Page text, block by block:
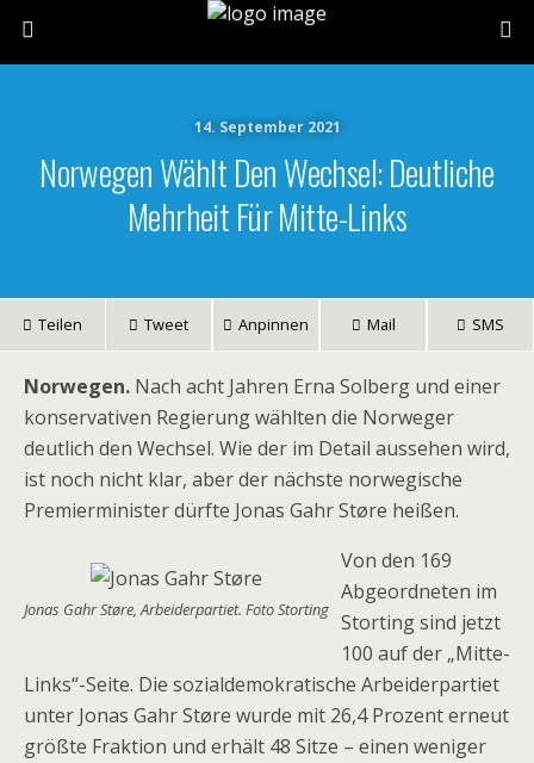
14. September 2021
Norwegen Wählt Den Wechsel: Deutliche
Mehrheit Für Mitte-Links
Teilen Tweet Anpinnen Mail SMS
Norwegen. Nach acht Jahren Erna Solberg und einer
konservativen Regierung wählten die Norweger
deutlich den Wechsel. Wie der im Detail aussehen wird,
ist noch nicht klar, aber der nächste norwegische
Premierminister dürfte Jonas Gahr Støre heißen.
Jonas Gahr Støre, Arbeiderpartiet. Foto Storting
Von den 169
Abgeordneten im
Storting sind jetzt
100 auf der „Mitte-
Links“-Seite. Die sozialdemokratische Arbeiderpartiet
unter Jonas Gahr Støre wurde mit 26,4 Prozent erneut
größte Fraktion und erhält 48 Sitze – einen weniger